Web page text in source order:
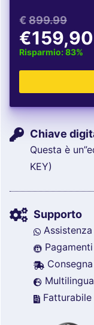
€ 899.99
€159,90
Risparmio: 83%
Chiave
Questa è
KEY)
Supporto
Multilingua
Fatturabile